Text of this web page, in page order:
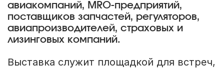
авиакомпаний, MRO-предприятий,
поставщиков запчастей, регуляторов,
авиапроизводителей, страховых и
лизинговых компаний.
Выставка служит площадкой для встреч,